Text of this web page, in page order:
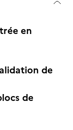
en
de
de